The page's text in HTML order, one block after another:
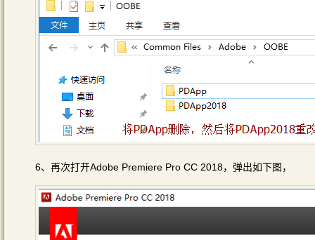
6、再次打开Adobe Premiere Pro CC 2018，弹出如下图，